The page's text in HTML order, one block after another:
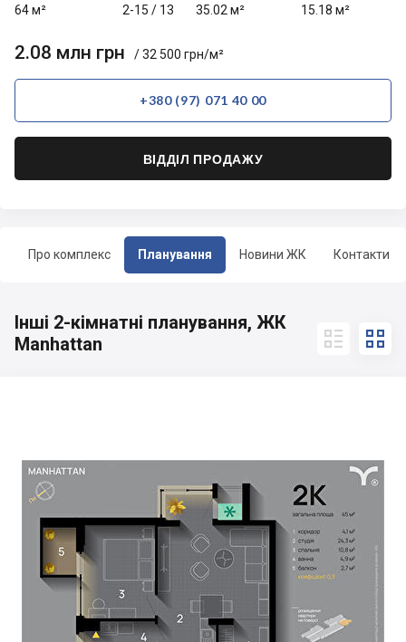
Про комплекс Планування Новини ЖК Контакти
64 м² 2-15 / 13 35.02 м² 15.18 м²
2.08 млн грн / 32 500 грн/м²
+380 (97) 071 40 00
ВІДДІЛ ПРОДАЖУ
Інші 2-кімнатні планування, ЖК
Manhattan
 